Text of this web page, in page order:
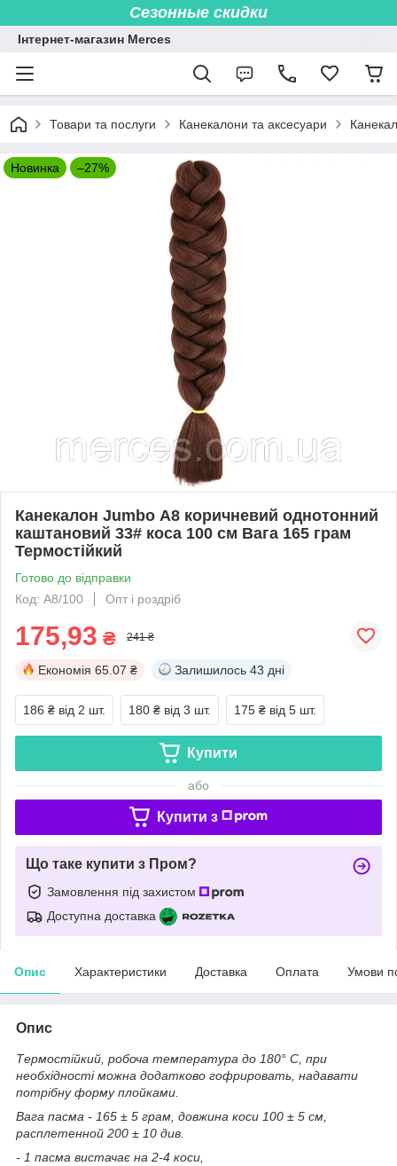
Сезонные скидки
Інтернет-магазин Merces
Товари та послуги Канекалони та аксесуари
Новинка –27%
Канекалон Jumbo А8 коричневий однотонний
каштановий 33# коса 100 см Вага 165 грам
Термостійкий
Готово до відправки
Код: А8/100
Опт і роздріб
175,93 ₴ 241 ₴
Економія 65.07 ₴ Залишилось 43 дні
186 ₴ від 2 шт. 180 ₴ від 3 шт. 175 ₴ від 5 шт.
Купити
або
Купити з
Що таке купити з Пром?
Замовлення під захистом
Доступна доставка
Опис Характеристики Доставка Оплата Умови
Опис
Термостійкий, робоча температура до 180° С, при
необхідності можна додатково гофрировать, надавати
потрібну форму плойками.
Вага пасма - 165 ± 5 грам, довжина коси 100 ± 5 см,
расплетенной 200 ± 10 див.
- 1 пасма вистачає на 2-4 коси,